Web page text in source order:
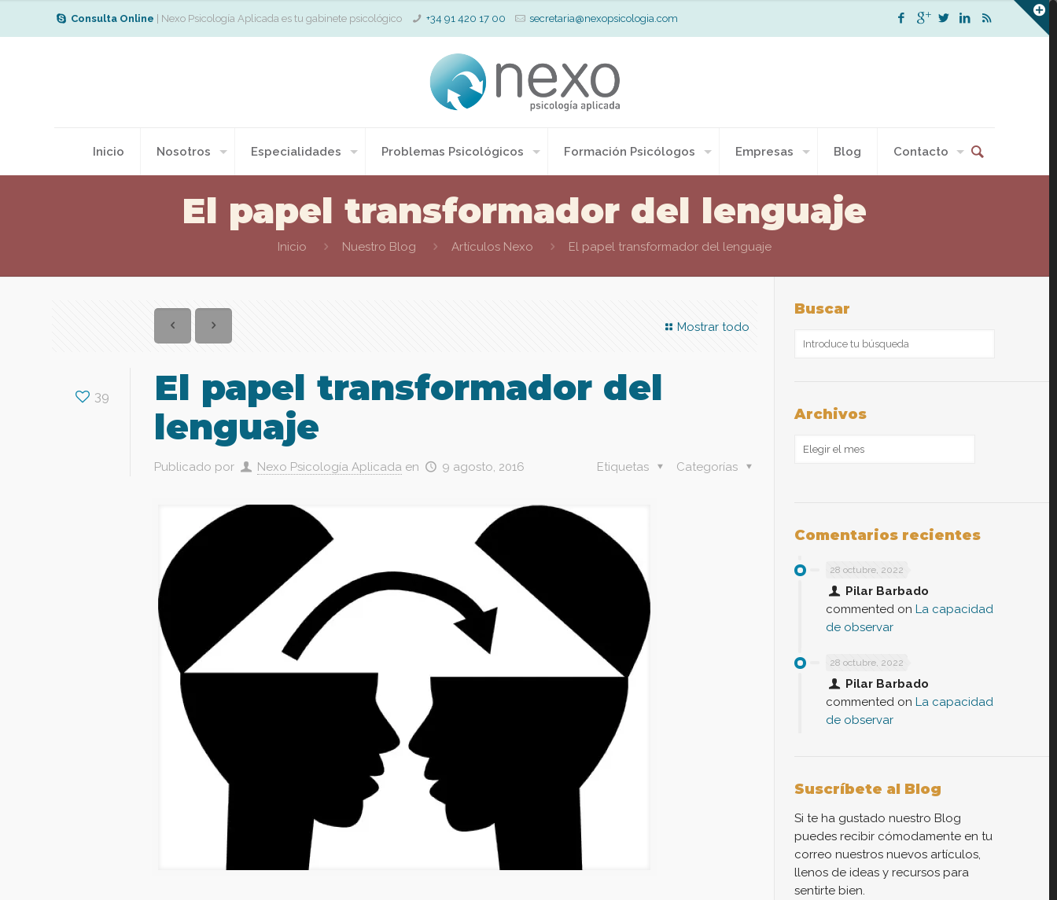
Consulta Online | Nexo Psicología Aplicada es tu gabinete psicológico +34 91 420 17 00 secretaria@nexopsicologia.com
Inicio Nosotros Especialidades Problemas Psicológicos Formación Psicólogos Empresas Blog Contacto
El papel transformador del lenguaje
Inicio Nuestro Blog Artículos Nexo El papel transformador del lenguaje
Mostrar todo
39
El papel transformador del
lenguaje
Publicado por Nexo Psicología Aplicada en 9 agosto, 2016 Categorías
Etiquetas
Buscar
Archivos
Archivos
Comentarios recientes
28 octubre, 2022
Pilar Barbado
commented onLa capacidad
de observar
28 octubre, 2022
Pilar Barbado
commented onLa capacidad
de observar
Suscríbete al Blog
Si te ha gustado nuestro Blog
puedes recibir cómodamente en tu
correo nuestros nuevos artículos,
llenos de ideas y recursos para
sentirte bien.